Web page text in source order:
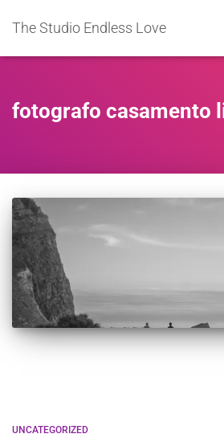
The Studio Endless Love
fotografo casamento
UNCATEGORIZED